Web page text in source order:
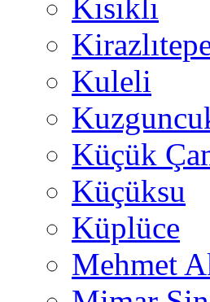
Kısıklı
Kuleli
Küçük
Küçüksu
Küplüce
Mehmet